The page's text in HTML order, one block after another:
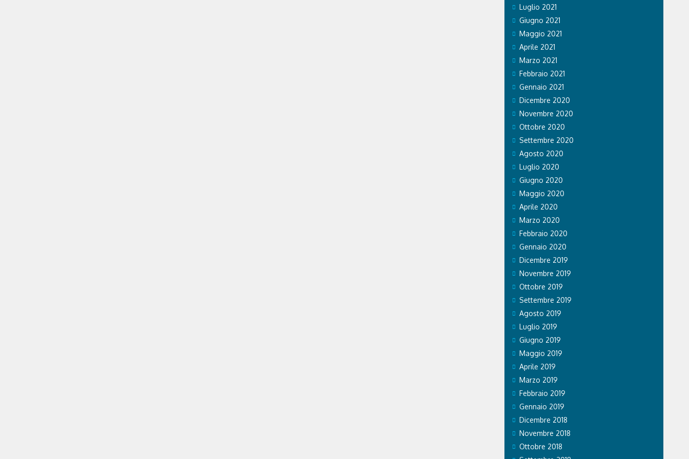
Luglio 2021
Giugno 2021
Maggio 2021
Aprile 2021
Marzo 2021
Febbraio 2021
Gennaio 2021
Dicembre 2020
Novembre 2020
Ottobre 2020
Settembre 2020
Agosto 2020
Luglio 2020
Giugno 2020
Maggio 2020
Aprile 2020
Marzo 2020
Febbraio 2020
Gennaio 2020
Dicembre 2019
Novembre 2019
Ottobre 2019
Settembre 2019
Agosto 2019
Luglio 2019
Giugno 2019
Maggio 2019
Aprile 2019
Marzo 2019
Febbraio 2019
Gennaio 2019
Dicembre 2018
Novembre 2018
Ottobre 2018